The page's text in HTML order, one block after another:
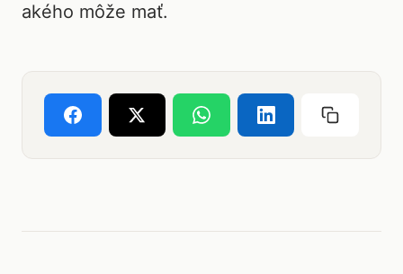
akého môže mať.